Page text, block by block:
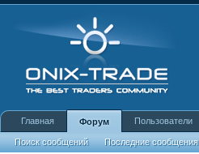
Главная Форум
Поиск сообщений Последние сообщения
Пользователи